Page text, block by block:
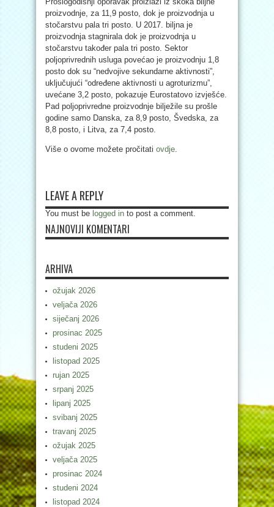
proizvodnje, za 11,9 posto, dok je proizvodnja u
stočarstvu pala tri posto. U 2017. biljna je
proizvodnja stagnirala dok je proizvodnja u
stočarstvu također pala tri posto. Sektor
poljoprivrednih usluga povećao je proizvodnju 1,8
posto dok su “nedvojive sekundarne aktivnosti”,
uključujući “određene aktivnosti u agroturizmu”,
uvećane 3,2 posto, pokazuje Eurostatovo izvješće.
Pad poljoprivredne proizvodnje bilježile su prošle
godine samo Danska, za 8,9 posto, Švedska, za
8,8 posto, i Litva, za 7,4 posto.
Više o ovome možete pročitati ovdje.
LEAVE A REPLY
You must be logged in to post a comment.
NAJNOVIJI KOMENTARI
ARHIVA
ožujak 2026
veljača 2026
siječanj 2026
prosinac 2025
studeni 2025
listopad 2025
rujan 2025
srpanj 2025
lipanj 2025
svibanj 2025
travanj 2025
ožujak 2025
veljača 2025
prosinac 2024
studeni 2024
listopad 2024